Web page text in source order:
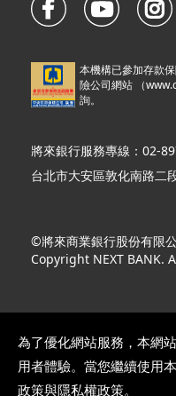
為了優化網站服務，本網
用者體驗。當您繼續使用
政策與隱私權政策。
本機構已參加存款
險公司網站 （
詢。
將來銀行服務專線：02-
台北市大安區敦化南路二
©將來商業銀行股份有限
Copyright NEXT BANK.